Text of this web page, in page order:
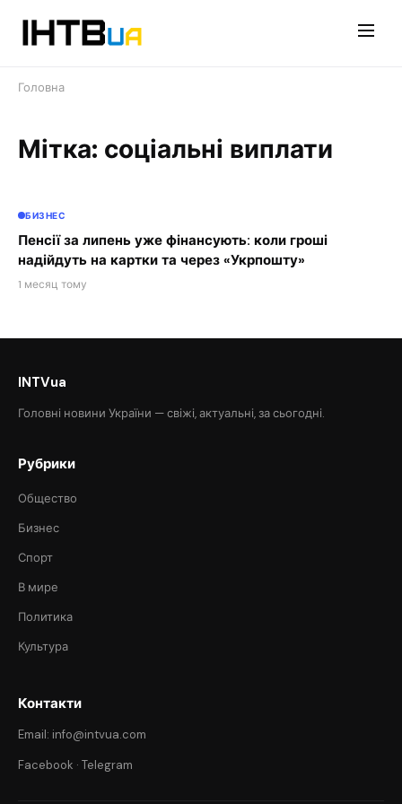
Головна
Мітка: соціальні виплати
БИЗНЕС
Пенсії за липень уже фінансують: коли гроші
надійдуть на картки та через «Укрпошту»
1 месяц тому
INTVua
Головні новини України — свіжі, актуальні, за сьогодні.
Рубрики
Общество
Бизнес
Спорт
В мире
Политика
Культура
Контакти
Email: info@intvua.com
Facebook · Telegram